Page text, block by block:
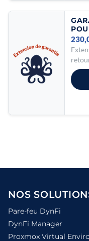
NOS
Pare-feu DynFi
DynFi Manager
Proxmox Virtual